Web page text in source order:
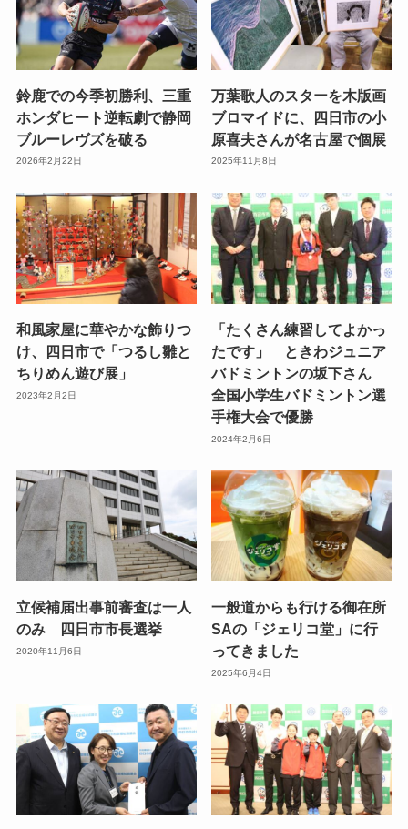
鈴鹿での今季初勝利、三重
ホンダヒート逆転劇で静岡
ブルーレヴズを破る
2026年2月22日
万葉歌人のスターを木版画
ブロマイドに、四日市の小
原喜夫さんが名古屋で個展
2025年11月8日
和風家屋に華やかな飾りつ
け、四日市で「つるし雛と
ちりめん遊び展」
2023年2月2日
「たくさん練習してよかっ
たです」 ときわジュニア
バドミントンの坂下さん
全国小学生バドミントン選
手権大会で優勝
2024年2月6日
立候補届出事前審査は一人
のみ 四日市市長選挙
2020年11月6日
一般道からも行ける御在所
SAの「ジェリコ堂」に行
ってきました
2025年6月4日